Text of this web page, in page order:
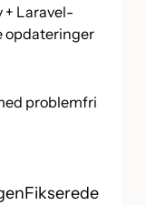
+ Laravel-
opdateringer
problemfri